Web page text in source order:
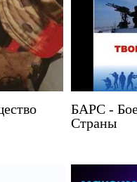
БАРС -
Страны